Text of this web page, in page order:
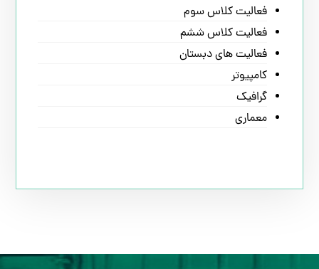
فعالیت کلاس سوم
فعالیت کلاس ششم
فعالیت های دبستان
کامپیوتر
گرافیک
معماری